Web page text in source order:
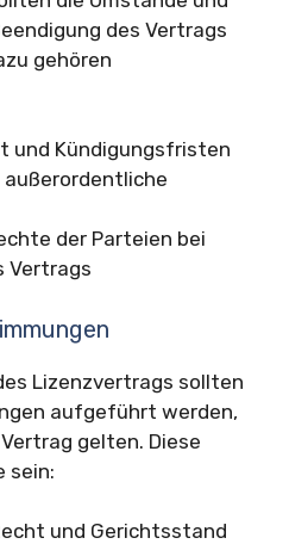
des Vertrags
gehören
und Kündigungsfristen
außerordentliche
der Parteien bei
Vertrags
Lizenzvertrags sollten
aufgeführt werden,
gelten. Diese
sein:
und Gerichtsstand